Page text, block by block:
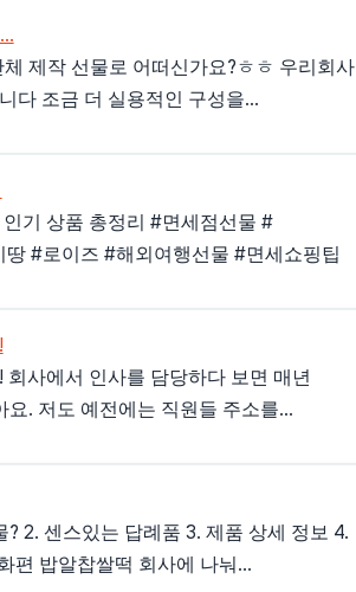
제작 선물로 어떠신가요?ㅎㅎ 우리회사
다 조금 더 실용적인 구성을...
기 상품 총정리 #면세점선물 #
#로이즈 #해외여행선물 #면세쇼핑팁
사에서 인사를 담당하다 보면 매년
. 저도 예전에는 직원들 주소를...
2. 센스있는 답례품 3. 제품 상세 정보 4.
편 밥알찹쌀떡 회사에 나눠...